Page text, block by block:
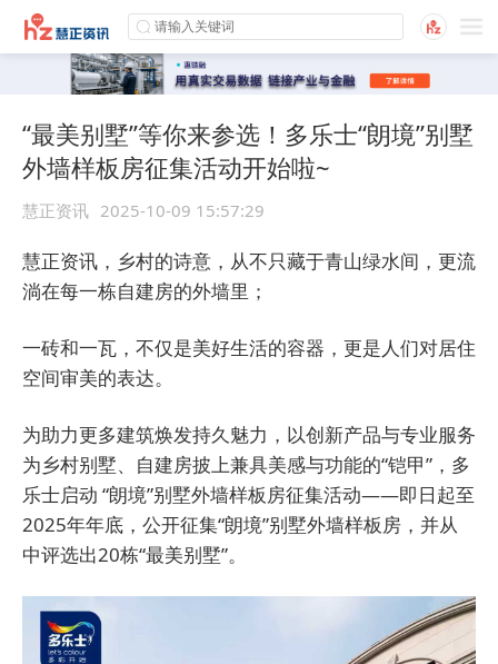
“最美别墅”等你来参选！多乐士“朗境”别墅
外墙样板房征集活动开始啦~
慧正资讯 2025-10-09 15:57:29
慧正资讯，乡村的诗意，从不只藏于青山绿水间，更流
淌在每一栋自建房的外墙里；
一砖和一瓦，不仅是美好生活的容器，更是人们对居住
空间审美的表达。
为助力更多建筑焕发持久魅力，以创新产品与专业服务
为乡村别墅、自建房披上兼具美感与功能的“铠甲”，多
乐士启动 “朗境”别墅外墙样板房征集活动——即日起至
2025年年底，公开征集“朗境”别墅外墙样板房，并从
中评选出20栋“最美别墅”。